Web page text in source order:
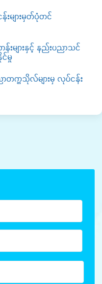
များမှတ်ပုံတင်
းများနှင့် နည်းပညာသင်
င်မှု
က္ကသိုလ်များမှ လုပ်ငန်း